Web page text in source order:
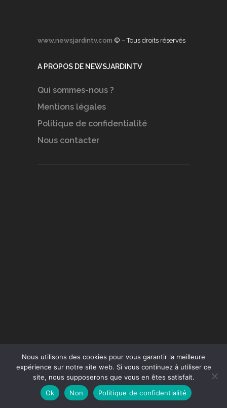
www.newsjardintv.com © – Tous droits réservés
A PROPOS DE NEWSJARDINTV
Qui sommes-nous ?
Mentions légales
Politique de confidentialité
Nous contacter
Conception du site :Agence Jus de Citron
Nous utilisons des cookies pour vous garantir la meilleure
expérience sur notre site web. Si vous continuez à utiliser ce
site, nous supposerons que vous en êtes satisfait.
Ok
Non Politique de confidentialité